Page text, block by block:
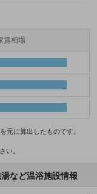
賃相場
元に算出したものです。
い。
など温浴施設情報